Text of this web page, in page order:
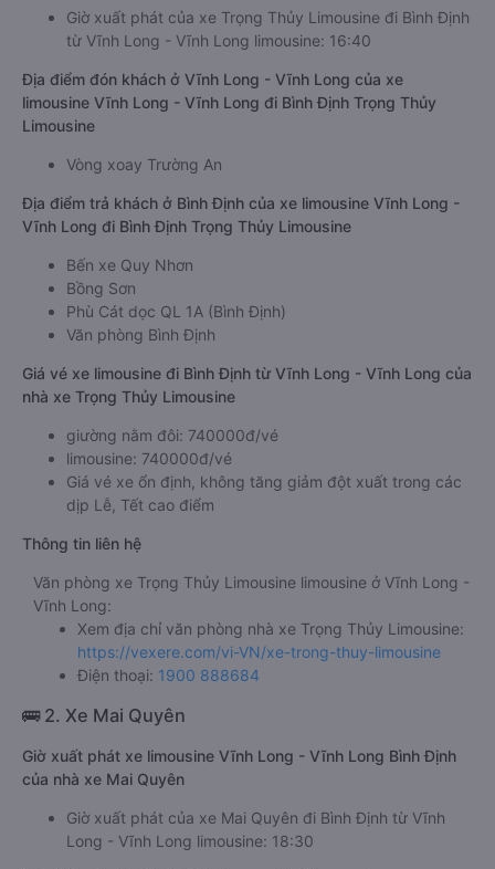
Giờ xuất phát của xe Trọng Thủy Limousine đi Bình Định
từ Vĩnh Long - Vĩnh Long limousine: 16:40
Địa điểm đón khách ở Vĩnh Long - Vĩnh Long của xe
limousine Vĩnh Long - Vĩnh Long đi Bình Định Trọng Thủy
Limousine
Vòng xoay Trường An
Địa điểm trả khách ở Bình Định của xe limousine Vĩnh Long -
Vĩnh Long đi Bình Định Trọng Thủy Limousine
Bến xe Quy Nhơn
Bồng Sơn
Phù Cát dọc QL 1A (Bình Định)
Văn phòng Bình Định
Giá vé xe limousine đi Bình Định từ Vĩnh Long - Vĩnh Long của
nhà xe Trọng Thủy Limousine
giường nằm đôi: 740000đ/vé
limousine: 740000đ/vé
Giá vé xe ổn định, không tăng giảm đột xuất trong các
dịp Lễ, Tết cao điểm
Thông tin liên hệ
Văn phòng xe Trọng Thủy Limousine limousine ở Vĩnh Long -
Vĩnh Long:
Xem địa chỉ văn phòng nhà xe Trọng Thủy Limousine:
https://vexere.com/vi-VN/xe-trong-thuy-limousine
Điện thoại: 1900 888684
🚌 2. Xe Mai Quyên
Giờ xuất phát xe limousine Vĩnh Long - Vĩnh Long Bình Định
của nhà xe Mai Quyên
Giờ xuất phát của xe Mai Quyên đi Bình Định từ Vĩnh
Long - Vĩnh Long limousine: 18:30